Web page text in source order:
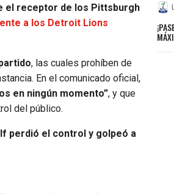
el receptor de los Pittsburgh
a los Detroit Lions
, las cuales prohíben de
En el comunicado oficial,
en ningún momento”, y que
del público.
perdió el control y golpeó a